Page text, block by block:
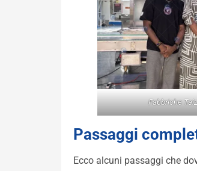
Fabbriche
Passaggi
Ecco alcuni passaggi che